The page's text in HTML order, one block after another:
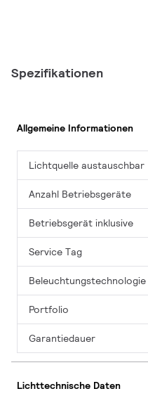
Spezifikationen
Allgemeine Informationen
Lichtquelle austauschbar
Anzahl Betriebsgeräte
Betriebsgerät inklusive
Service Tag
Beleuchtungstechnologie
Portfolio
Garantiedauer
Lichttechnische Daten